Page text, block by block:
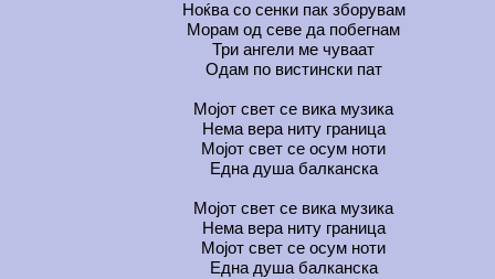
Ноќва со сенки пак зборувам
Морам од севе да побегнам
Три ангели ме чуваат
Одам по вистински пат
Мојот свет се вика музика
Нема вера ниту граница
Мојот свет се осум ноти
Една душа балканска
Мојот свет се вика музика
Нема вера ниту граница
Мојот свет се осум ноти
Една душа балканска